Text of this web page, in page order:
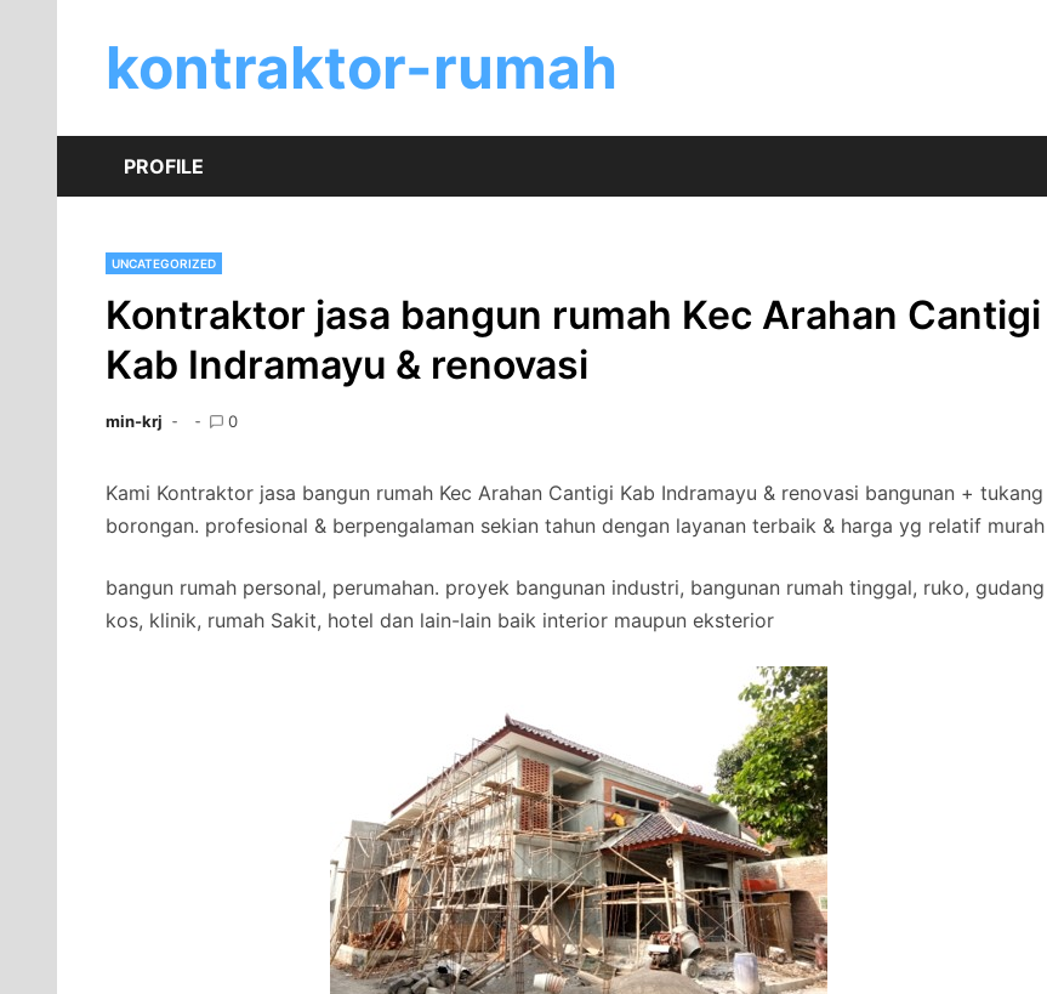
contentkontraktor-rumah
PROFILE
UNCATEGORIZED
Kontraktor jasa bangun rumah Kec Arahan Cantigi
Kab Indramayu & renovasi
min-krj 0
Kami Kontraktor jasa bangun rumah Kec Arahan Cantigi Kab Indramayu & renovasi bangunan + tukang
borongan. profesional & berpengalaman sekian tahun dengan layanan terbaik & harga yg relatif murah
bangun rumah personal, perumahan. proyek bangunan industri, bangunan rumah tinggal, ruko, gudang
kos, klinik, rumah Sakit, hotel dan lain-lain baik interior maupun eksterior